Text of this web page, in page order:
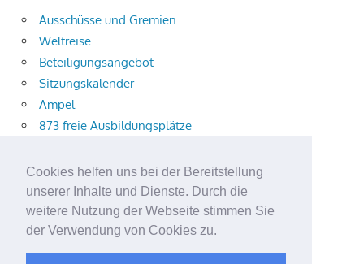
Cookies helfen uns bei der Bereitstellung
unserer Inhalte und Dienste. Durch die
weitere Nutzung der Webseite stimmen Sie
der Verwendung von Cookies zu.
Ausschüsse und Gremien
Weltreise
Beteiligungsangebot
Sitzungskalender
Ampel
873 freie Ausbildungsplätze
Aktuelle Verkehrsmeldungen
Terracliff
Wärmeplanung
Demokratie-Tag 2026
Neuer Jahrgang